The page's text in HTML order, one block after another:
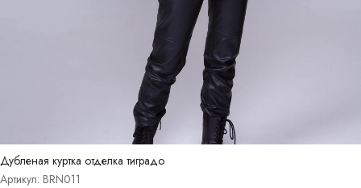
Дубленая куртка отделка тиградо
Артикул: BRN011